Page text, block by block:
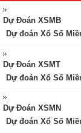
Dự Đoán XSMB
Dự đoán Xổ Số
Dự Đoán XSMT
Dự đoán Xổ Số
Dự Đoán XSMN
Dự đoán Xổ Số